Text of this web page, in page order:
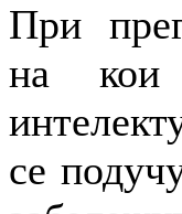
При
на кои
се